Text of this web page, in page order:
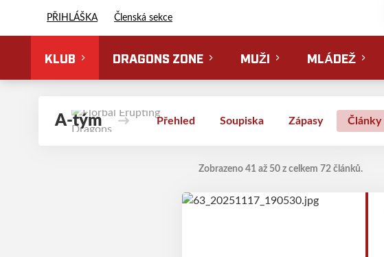
PŘIHLÁŠKA Členská sekce
KLUB DRAGONS ZONE MUŽI MLÁDEŽ
A-tým Přehled Soupiska Zápasy Články
Zobrazeno 41 až 50 z celkem 72 článků.